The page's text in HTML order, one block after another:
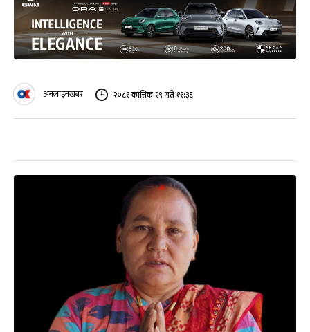
अनलाइनखबर २०८१ कात्तिक २९ गते ११:३६